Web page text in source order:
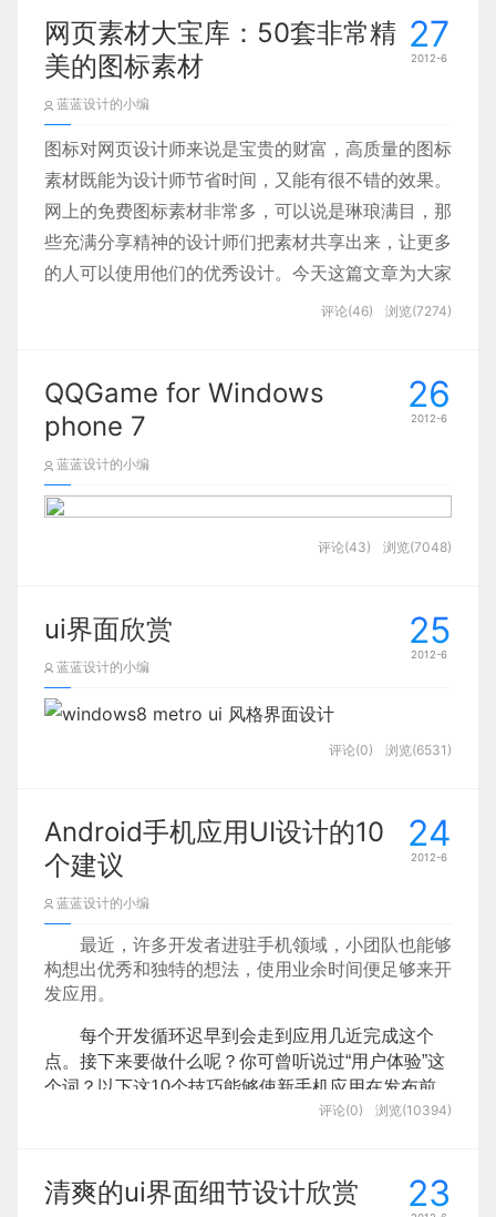
以及活动营销推广的页面头部，都可以看到字体设计
的身影。
阿里巴巴中国站首页改版后对于页面内的banner推
荐位有了更高的要求，这也引发了我对如何做好一条
banner的思考，我觉得在banner设计中相对图形及
背景元素的运用，文字本身的设计与排版要重要很
多，即使在没有任何背景元素的情况下，文字依然可
以良好的传达信息，因此如果我们对banner上的文
字进行巧妙设计不仅能鲜明的表达设计主题还能够增
制订设计规范，保证页面广告投放质量的一致性。
27
2012-6
网页素材大宝库：50套非常精
美的图标素材
蓝蓝设计的小编
图标对网页设计师来说是宝贵的财富，高质量的图标
素材既能为设计师节省时间，又能有很不错的效果。
网上的免费图标素材非常多，可以说是琳琅满目，那
些充满分享精神的设计师们把素材共享出来，让更多
的人可以使用他们的优秀设计。今天这篇文章为大家
收集了50套新鲜出炉的图标素材资源与大家分享，
Book Icons
评论(46) 浏览(7274)
26
2012-6
QQGame for Windows
phone 7
蓝蓝设计的小编
评论(43) 浏览(7048)
25
2012-6
ui界面欣赏
蓝蓝设计的小编
评论(0) 浏览(6531)
24
2012-6
Android手机应用UI设计的10
个建议
蓝蓝设计的小编
最近，许多开发者进驻手机领域，小团队也能够
构想出优秀和独特的想法，使用业余时间便足够来开
发应用。
每个开发循环迟早到会走到应用几近完成这个
点。接下来要做什么呢？你可曾听说过“用户体验”这
个词？以下这10个技巧能够使新手机应用在发布前
提升质量，最大化发掘该应用的潜力，从而最小化用
1、首次开启体验
评论(0) 浏览(10394)
23
清爽的ui界面细节设计欣赏